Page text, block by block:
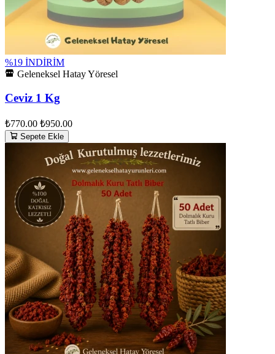
%19 İNDİRİM
Geleneksel Hatay Yöresel
Ceviz 1 Kg
₺770.00 ₺950.00
Sepete Ekle